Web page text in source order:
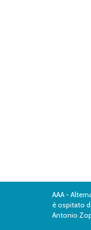
AAA -
è ospitato
Antonio